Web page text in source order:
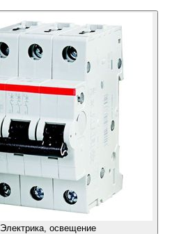
Электрика, освещение